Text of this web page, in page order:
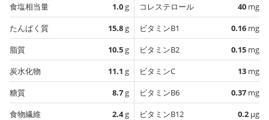
食塩相当量
1.0g
たんぱく質
15.8g
脂質
10.5g
炭水化物
11.1 g
糖質
8.7g
食物繊維
2.4g
コレステロール
40 mg
ビタミンB1
0.16 mg
ビタミンB2
0.15 mg
ビタミンC
13 mg
ビタミンB6
0.37 mg
ビタミンB12
0.2 µg